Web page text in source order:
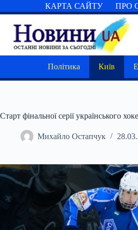
до
вмісту
КАРТА САЙТУ ПРО
Політика Київ
Старт фінальної серії українського
Михайло Остапчук